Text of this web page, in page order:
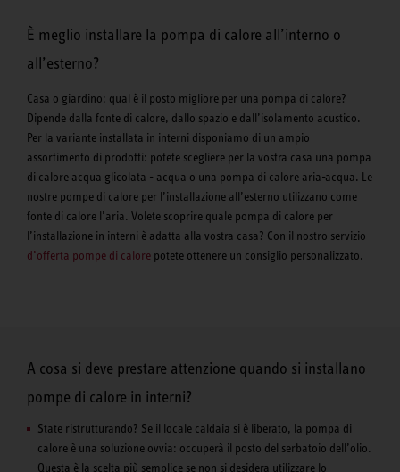
È meglio installare la pompa di calore all’interno o
all’esterno?
Casa o giardino: qual è il posto migliore per una pompa di calore?
Dipende dalla fonte di calore, dallo spazio e dall’isolamento acustico.
Per la variante installata in interni disponiamo di un ampio
assortimento di prodotti: potete scegliere per la vostra casa una pompa
di calore acqua glicolata - acqua o una pompa di calore aria-acqua. Le
nostre pompe di calore per l’installazione all’esterno utilizzano come
fonte di calore l’aria. Volete scoprire quale pompa di calore per
l’installazione in interni è adatta alla vostra casa? Con il nostro servizio
d’offerta pompe di calore potete ottenere un consiglio personalizzato.
A cosa si deve prestare attenzione quando si installano
pompe di calore in interni?
State ristrutturando? Se il locale caldaia si è liberato, la pompa di
calore è una soluzione ovvia: occuperà il posto del serbatoio dell’olio.
Questa è la scelta più semplice se non si desidera utilizzare lo